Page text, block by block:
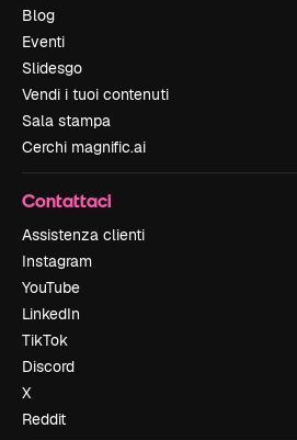
Blog
Eventi
Slidesgo
Vendi i tuoi contenuti
Sala stampa
Cerchi magnific.ai
Contattaci
Assistenza clienti
Instagram
YouTube
LinkedIn
TikTok
Discord
X
Reddit